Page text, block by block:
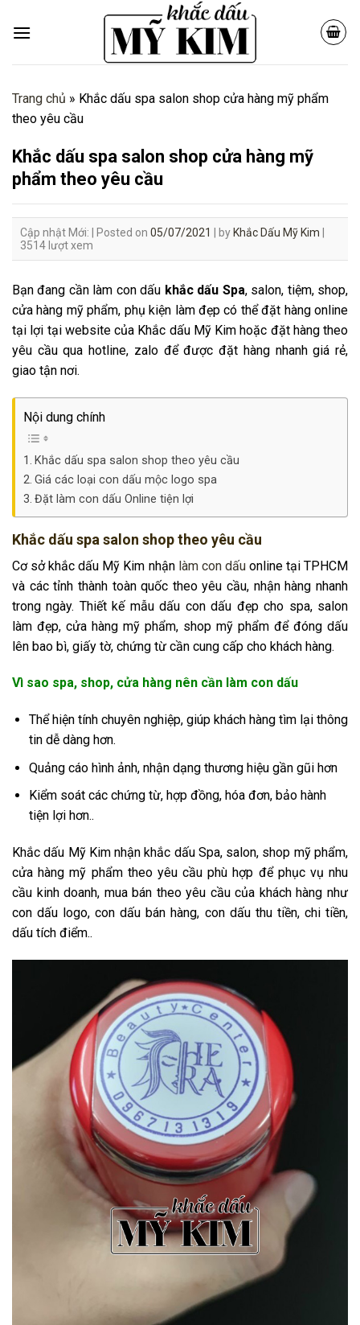
Trang chủ » Khắc dấu spa salon shop cửa hàng mỹ phẩm
theo yêu cầu
Khắc dấu spa salon shop cửa hàng mỹ
phẩm theo yêu cầu
Cập nhật Mới: | Posted on 05/07/2021 by Khắc Dấu Mỹ Kim
3514 lượt xem
Bạn đang cần làm con dấu khắc dấu Spa, salon, tiệm, shop,
cửa hàng mỹ phẩm, phụ kiện làm đẹp có thể đặt hàng online
tại lợi tại website của Khắc dấu Mỹ Kim hoặc đặt hàng theo
yêu cầu qua hotline, zalo để được đặt hàng nhanh giá rẻ,
giao tận nơi.
Nội dung chính
Khắc dấu spa salon shop theo yêu cầu
Giá các loại con dấu mộc logo spa
Đặt làm con dấu Online tiện lợi
Khắc dấu spa salon shop theo yêu cầu
Cơ sở khắc dấu Mỹ Kim nhận làm con dấuonline tại TPHCM
và các tỉnh thành toàn quốc theo yêu cầu, nhận hàng nhanh
trong ngày. Thiết kế mẫu dấu con dấu đẹp cho spa, salon
làm đẹp, cửa hàng mỹ phẩm, shop mỹ phẩm để đóng dấu
lên bao bì, giấy tờ, chứng từ cần cung cấp cho khách hàng.
Vì sao spa, shop, cửa hàng nên cần làm con dấu
Thể hiện tính chuyên nghiệp, giúp khách hàng tìm lại thông
tin dễ dàng hơn.
Quảng cáo hình ảnh, nhận dạng thương hiệu gần gũi hơn
Kiểm soát các chứng từ, hợp đồng, hóa đơn, bảo hành
tiện lợi hơn..
Khắc dấu Mỹ Kim nhận khắc dấu Spa, salon, shop mỹ phẩm,
cửa hàng mỹ phẩm theo yêu cầu phù hợp để phục vụ nhu
cầu kinh doanh, mua bán theo yêu cầu của khách hàng như
con dấu logo, con dấu bán hàng, con dấu thu tiền, chi tiền,
dấu tích điểm..